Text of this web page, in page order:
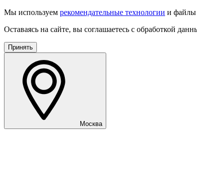
Мы используем рекомендательные технологии и файлы
Оставаясь на сайте, вы соглашаетесь с обработкой
Принять
Москва